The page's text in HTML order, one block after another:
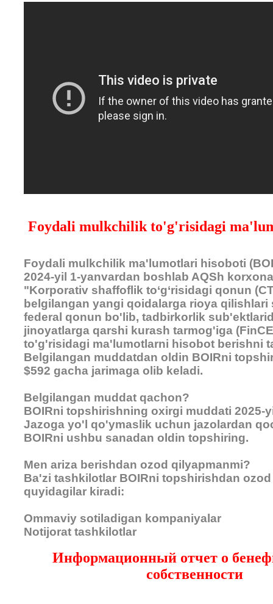
Foydali mulkchilik to'g'risidagi
Foydali mulkchilik ma'lumotlari hisoboti
2024-yil 1-yanvardan boshlab AQSh
"Korporativ shaffoflik to‘g‘risidagi qonun
belgilangan yangi qoidalarga rioya qilishlari
federal qonun bo'lib, tadbirkorlik
jinoyatlarga qarshi kurash tarmog'iga
to'g'risidagi ma'lumotlarni hisobot berishni
Belgilangan muddatdan oldin BOIRni
$592 gacha jarimaga olib keladi.
Belgilangan muddat qachon?
BOIRni topshirishning oxirgi muddati 2025-
Jazoga yo'l qo'ymaslik uchun jazolardan
BOIRni ushbu sanadan oldin topshiring.
Men ariza berishdan ozod qilyapmanmi?
Ba'zi tashkilotlar BOIRni topshirishdan
quyidagilar kiradi:
Ommaviy sotiladigan kompaniyalar
Notijorat tashkilotlar
Информационный отчет о
собственности